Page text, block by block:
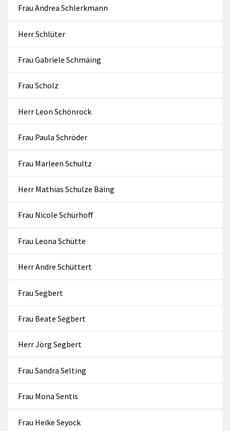
Frau Andrea Schlerkmann
Herr Schlüter
Frau Gabriele Schmäing
Frau Scholz
Herr Leon Schönrock
Frau Paula Schröder
Frau Marleen Schultz
Herr Mathias Schulze Bäing
Frau Nicole Schürhoff
Frau Leona Schütte
Herr Andre Schüttert
Frau Segbert
Frau Beate Segbert
Herr Jörg Segbert
Frau Sandra Selting
Frau Mona Sentis
Frau Heike Seyock